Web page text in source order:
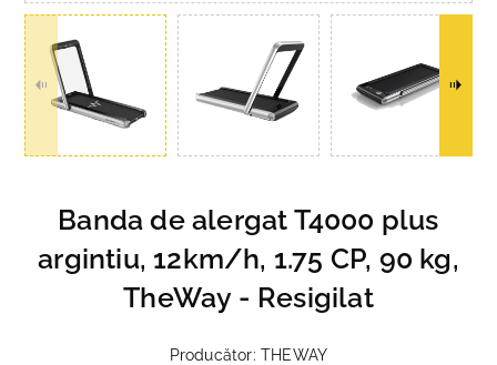
Banda de alergat T4000 plus
argintiu, 12km/h, 1.75 CP, 90 kg,
TheWay - Resigilat
Producător: THEWAY